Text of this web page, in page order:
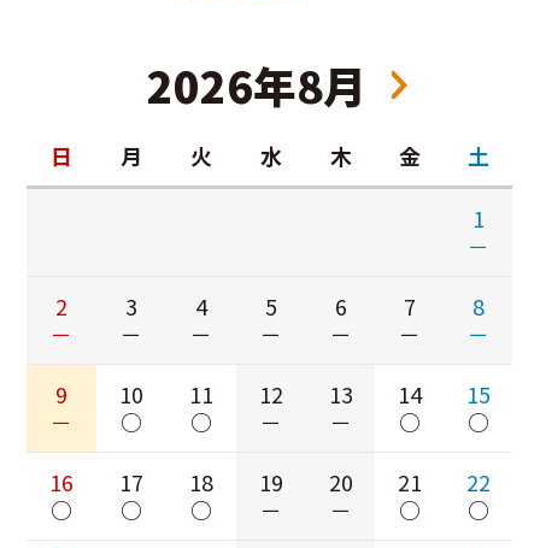
2026年8月
日 月 火 水 木 金
土
1
－
2
－
3
－
4
－
5
－
6
－
7
－
8
－
9
－
10
○
11
○
12
－
13
－
14
○
15
○
16
○
17
○
18
○
19
－
20
－
21
○
22
○